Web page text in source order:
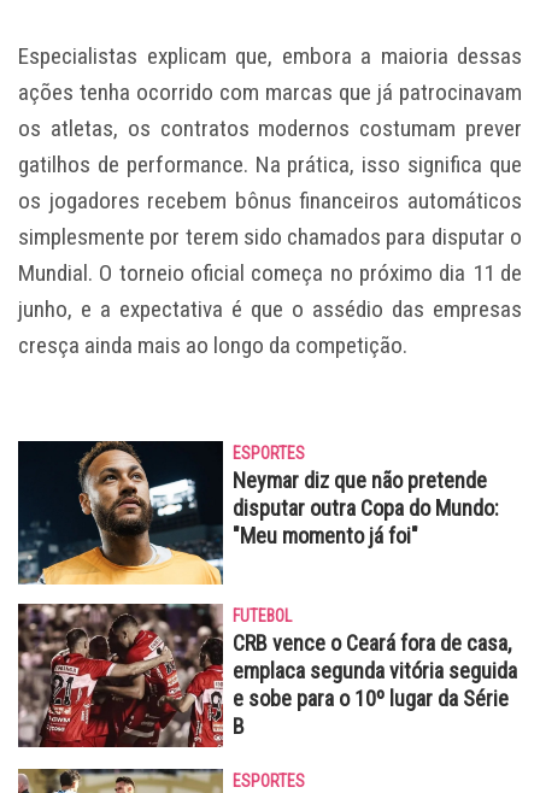
Especialistas explicam que, embora a maioria dessas
ações tenha ocorrido com marcas que já patrocinavam
os atletas, os contratos modernos costumam prever
gatilhos de performance. Na prática, isso significa que
os jogadores recebem bônus financeiros automáticos
simplesmente por terem sido chamados para disputar o
Mundial. O torneio oficial começa no próximo dia 11 de
junho, e a expectativa é que o assédio das empresas
cresça ainda mais ao longo da competição.
ESPORTES
Neymar diz que não pretende
disputar outra Copa do Mundo:
"Meu momento já foi"
FUTEBOL
CRB vence o Ceará fora de casa,
emplaca segunda vitória seguida
e sobe para o 10º lugar da Série
B
ESPORTES